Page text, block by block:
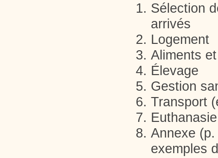
Sélection
arrivés
Logement
Aliments
Élevage
Gestion
Transport
Euthanasie
Annexe
exemples